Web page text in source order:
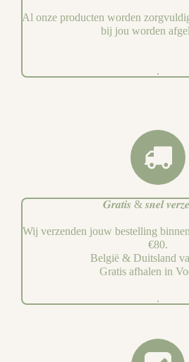
Al onze producten worden
bij jou worden
.
𝑮𝒓𝒂𝒕𝒊𝒔 & 𝒔𝒏𝒆𝒍
Wij verzenden jouw bestelling
€80.
België & Duitsland
Gratis afhalen in
.